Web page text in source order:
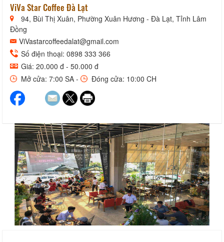
ViVa Star Coffee Đà Lạt
94, Bùi Thị Xuân, Phường Xuân Hương - Đà Lạt, Tỉnh Lâm
Đồng
ViVastarcoffeedalat@gmail.com
Số điện thoại: 0898 333 366
Giá: 20.000 đ - 50.000 đ
Mở cửa: 7:00 SA -
Đóng cửa: 10:00 CH